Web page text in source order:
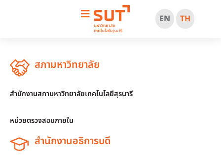
EN TH
สภามหาวิทยาลัย
สำนักงานสภามหาวิทยาลัยเทคโนโลยีสุรนารี
หน่วยตรวจสอบภายใน
สำนักงานอธิการบดี